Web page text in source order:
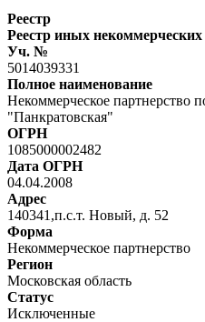
Реестр
Реестр иных некоммерческих
Уч. №
5014039331
Полное наименование
Некоммерческое партнерство
"Панкратовская"
ОГРН
1085000002482
Дата ОГРН
04.04.2008
Адрес
140341,п.с.т. Новый, д. 52
Форма
Некоммерческое партнерство
Регион
Московская область
Статус
Исключенные